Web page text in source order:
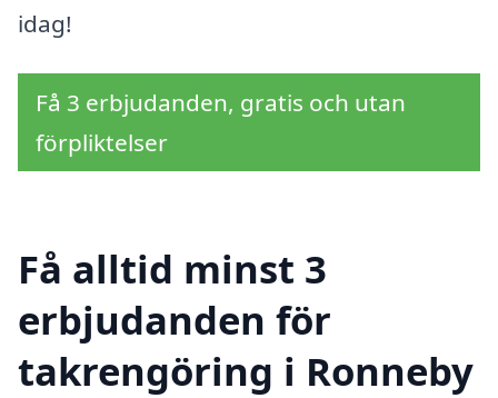
idag!
Få 3 erbjudanden, gratis och utan
förpliktelser
Få alltid minst 3
erbjudanden för
takrengöring i Ronneby